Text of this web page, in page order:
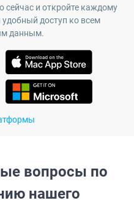
сейчас и откройте каждому
доступ ко всем
данным.
вопросы по
нашего